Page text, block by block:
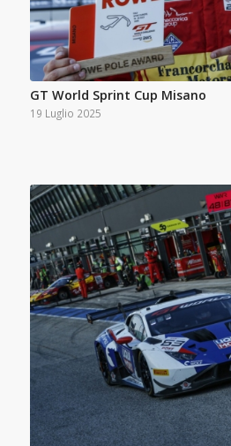
GT World Sprint Cup Misano
19 Luglio 2025